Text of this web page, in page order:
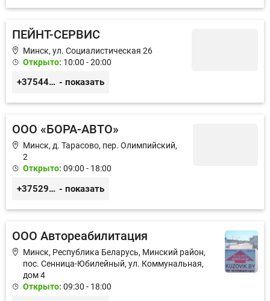
ПЕЙНТ-СЕРВИС
Минск, ул. Социалистическая 26
Открыто: 10:00 - 20:00
+375445331144 - показать
ООО «БОРА-АВТО»
Минск, д. Тарасово, пер. Олимпийский,
2
Открыто: 09:00 - 18:00
+375296577676 - показать
ООО Автореабилитация
Минск, Республика Беларусь, Минский район,
пос. Сенница-Юбилейный, ул. Коммунальная,
дом 4
Открыто: 09:30 - 18:00